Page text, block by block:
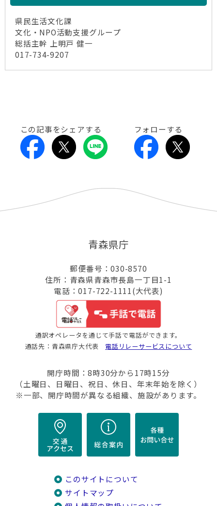
県民生活文化課
文化・NPO活動支援グループ
総括主幹 上明戸 健一
017-734-9207
この記事をシェアする フォローする
青森県庁
郵便番号：030-8570
住所：青森県青森市長島一丁目1-1
電話：017-722-1111(大代表)
通訳オペレータを通じて手話で電話ができます。
通話先：青森県庁大代表 電話リレーサービスについて
開庁時間：8時30分から17時15分
（土曜日、日曜日、祝日、休日、年末年始を除く）
※一部、開庁時間が異なる組織、施設があります。
このサイトについて
サイトマップ